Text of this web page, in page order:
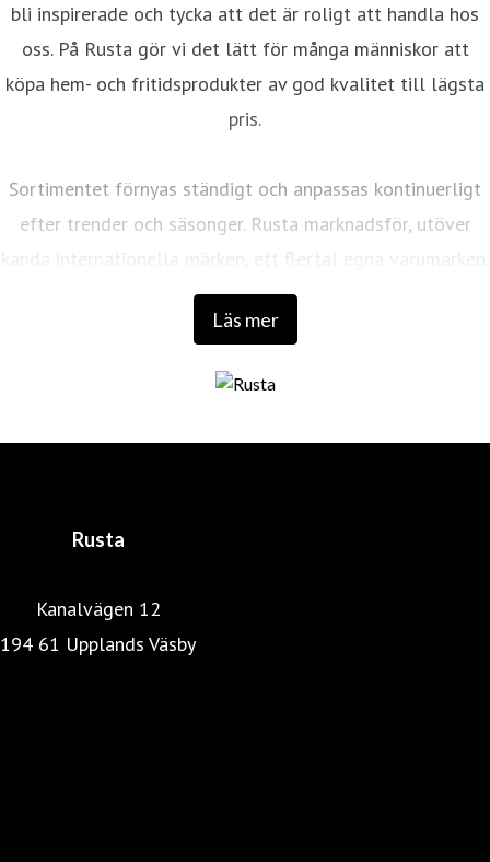
Läs mer
bli inspirerade och tycka att det är roligt att handla hos
oss. På Rusta gör vi det lätt för många människor att
köpa hem- och fritidsprodukter av god kvalitet till lägsta
pris.
Sortimentet förnyas ständigt och anpassas kontinuerligt
efter trender och säsonger. Rusta marknadsför, utöver
kända internationella märken, ett flertal egna varumärken.
Det första varuhuset öppnades 1986 av entreprenörerna
fortfarande är företagets huvudägare. De har båda en
Rusta
Kanalvägen 12
194 61 Upplands Väsby